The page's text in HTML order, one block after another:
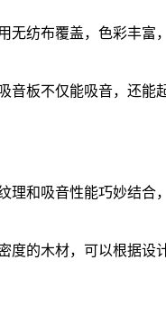
纺布覆盖，色彩丰富
板不仅能吸音，还能
和吸音性能巧妙结合
的木材，可以根据设